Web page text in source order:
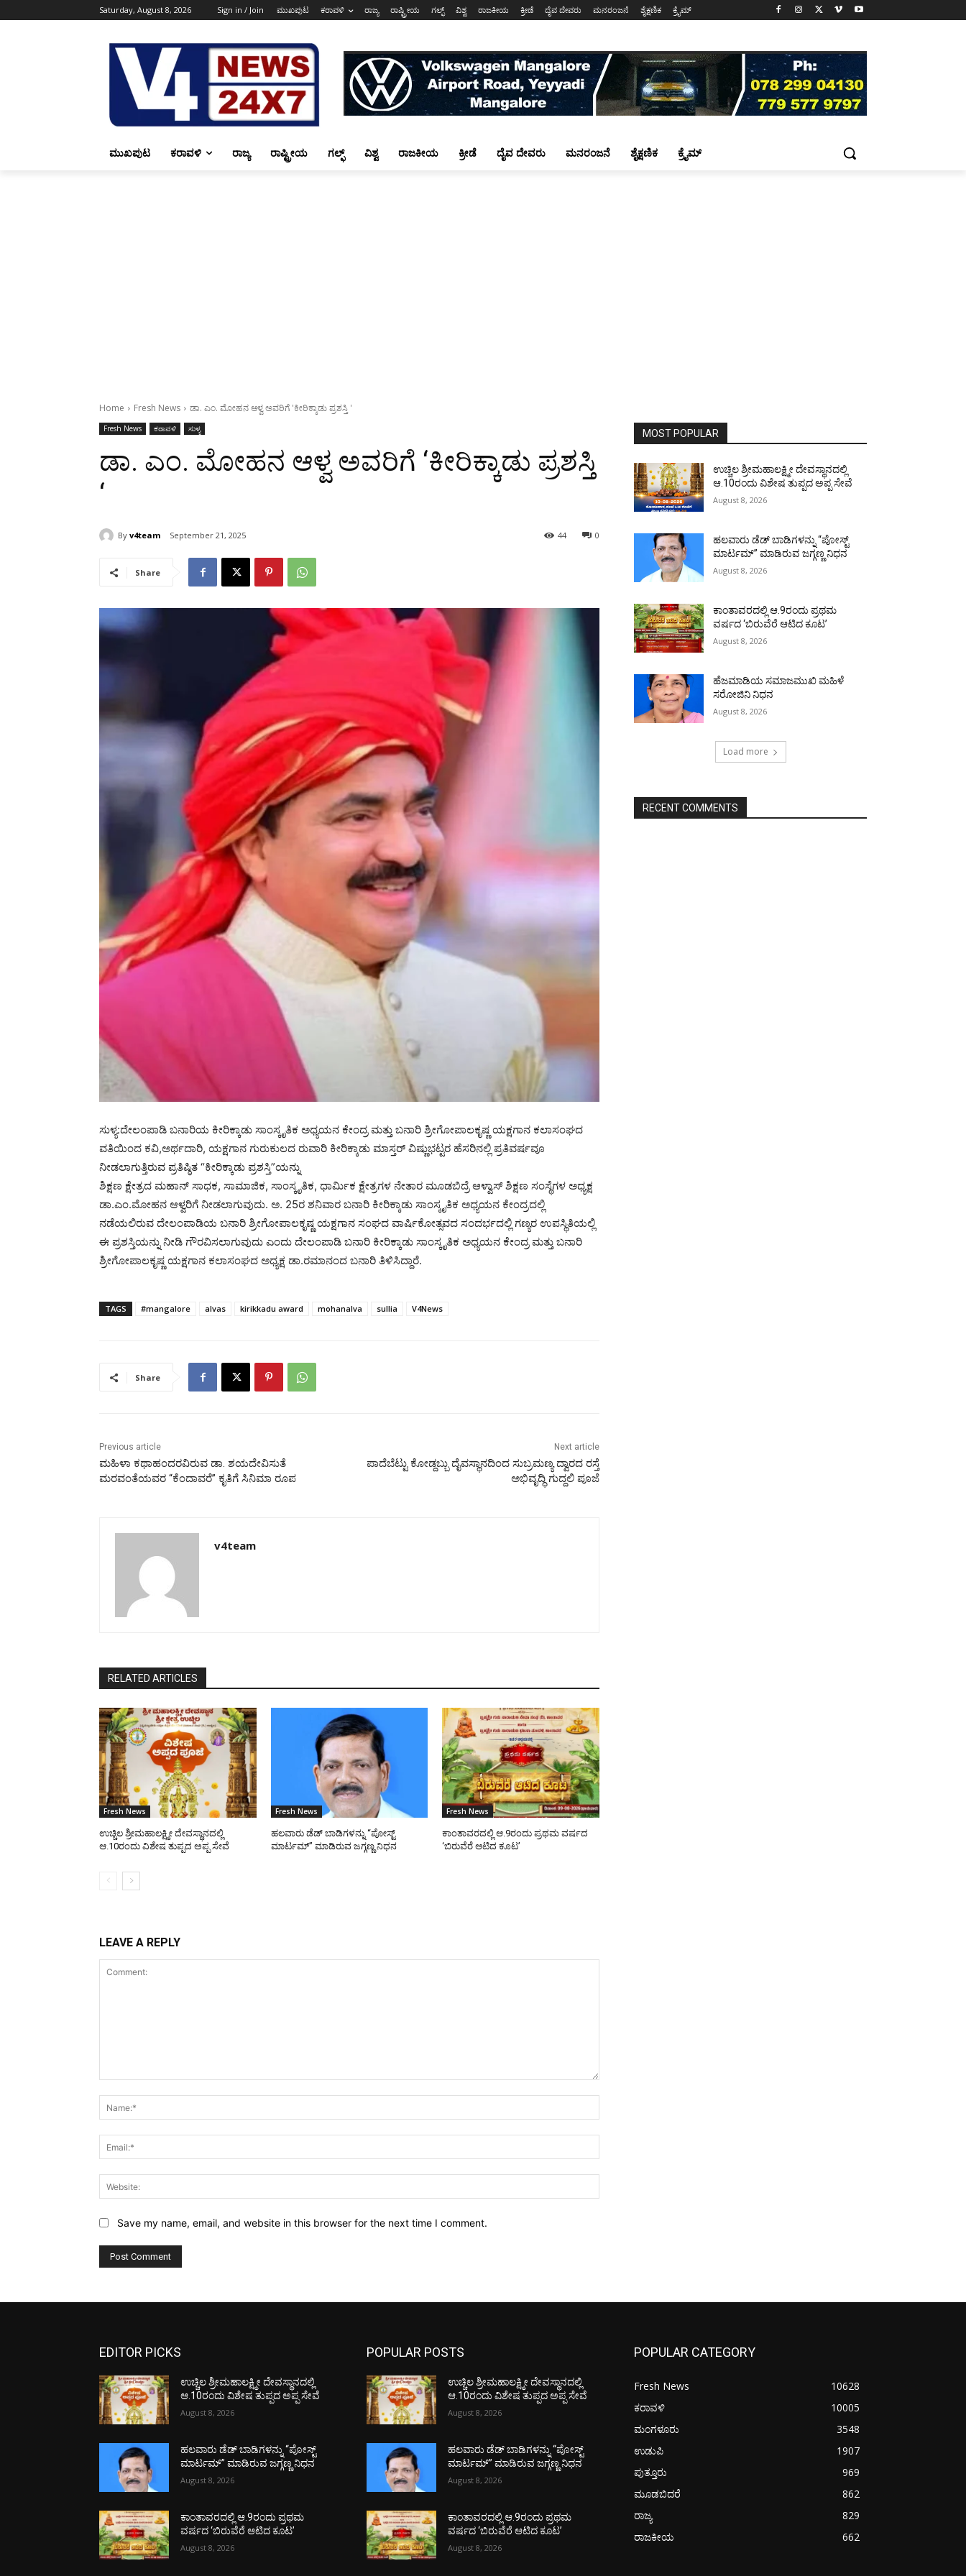
Saturday, August 8, 2026 Sign in / Join ಮುಖಪುಟ ಕರಾವಳಿ ರಾಜ್ಯ ರಾಷ್ಟ್ರೀಯ ಗಲ್ಫ್ ವಿಶ್ವ ರಾಜಕೀಯ ಕ್ರೀಡೆ ದೈವ ದೇವರು ಮನರಂಜನೆ ಶೈಕ್ಷಣಿಕ ಕ್ರೈಮ್
ಮುಖಪುಟ ಕರಾವಳಿ ರಾಜ್ಯ ರಾಷ್ಟ್ರೀಯ ಗಲ್ಫ್ ವಿಶ್ವ ರಾಜಕೀಯ ಕ್ರೀಡೆ ದೈವ ದೇವರು ಮನರಂಜನೆ ಶೈಕ್ಷಣಿಕ ಕ್ರೈಮ್
Home Fresh News ಡಾ. ಎಂ. ಮೋಹನ ಆಳ್ವ ಅವರಿಗೆ 'ಕೀರಿಕ್ಕಾಡು ಪ್ರಶಸ್ತಿ '
Fresh News ಕರಾವಳಿ ಸುಳ್ಯ
ಡಾ. ಎಂ. ಮೋಹನ ಆಳ್ವ ಅವರಿಗೆ ‘ಕೀರಿಕ್ಕಾಡು ಪ್ರಶಸ್ತಿ
‘
By v4team September 21, 2025 0
44
Share
ಸುಳ್ಯ:ದೇಲಂಪಾಡಿ ಬನಾರಿಯ ಕೀರಿಕ್ಕಾಡು ಸಾಂಸ್ಕೃತಿಕ ಅಧ್ಯಯನ ಕೇಂದ್ರ ಮತ್ತು ಬನಾರಿ ಶ್ರೀಗೋಪಾಲಕೃಷ್ಣ ಯಕ್ಷಗಾನ ಕಲಾಸಂಘದ
ವತಿಯಿಂದ ಕವಿ,ಅರ್ಥದಾರಿ, ಯಕ್ಷಗಾನ ಗುರುಕುಲದ ರುವಾರಿ ಕೀರಿಕ್ಕಾಡು ಮಾಸ್ತರ್ ವಿಷ್ಣುಭಟ್ಟರ ಹೆಸರಿನಲ್ಲಿ ಪ್ರತಿವರ್ಷವೂ
ನೀಡಲಾಗುತ್ತಿರುವ ಪ್ರತಿಷ್ಠಿತ “ಕೀರಿಕ್ಕಾಡು ಪ್ರಶಸ್ತಿ”ಯನ್ನು
ಶಿಕ್ಷಣ ಕ್ಷೇತ್ರದ ಮಹಾನ್ ಸಾಧಕ, ಸಾಮಾಜಿಕ, ಸಾಂಸ್ಕೃತಿಕ, ಧಾರ್ಮಿಕ ಕ್ಷೇತ್ರಗಳ ನೇತಾರ ಮೂಡಬಿದ್ರೆ ಆಳ್ವಾಸ್ ಶಿಕ್ಷಣ ಸಂಸ್ಥೆಗಳ ಅಧ್ಯಕ್ಷ
ಡಾ.ಎಂ.ಮೋಹನ ಆಳ್ವರಿಗೆ ನೀಡಲಾಗುವುದು. ಅ. 25ರ ಶನಿವಾರ ಬನಾರಿ ಕೀರಿಕ್ಕಾಡು ಸಾಂಸ್ಕೃತಿಕ ಅಧ್ಯಯನ ಕೇಂದ್ರದಲ್ಲಿ
ನಡೆಯಲಿರುವ ದೇಲಂಪಾಡಿಯ ಬನಾರಿ ಶ್ರೀಗೋಪಾಲಕೃಷ್ಣ ಯಕ್ಷಗಾನ ಸಂಘದ ವಾರ್ಷಿಕೋತ್ಸವದ ಸಂದರ್ಭದಲ್ಲಿ ಗಣ್ಯರ ಉಪಸ್ಥಿತಿಯಲ್ಲಿ
ಈ ಪ್ರಶಸ್ತಿಯನ್ನು ನೀಡಿ ಗೌರವಿಸಲಾಗುವುದು ಎಂದು ದೇಲಂಪಾಡಿ ಬನಾರಿ ಕೀರಿಕ್ಕಾಡು ಸಾಂಸ್ಕೃತಿಕ ಅಧ್ಯಯನ ಕೇಂದ್ರ ಮತ್ತು ಬನಾರಿ
ಶ್ರೀಗೋಪಾಲಕೃಷ್ಣ ಯಕ್ಷಗಾನ ಕಲಾಸಂಘದ ಅಧ್ಯಕ್ಷ ಡಾ.ರಮಾನಂದ ಬನಾರಿ ತಿಳಿಸಿದ್ದಾರೆ.
TAGS #mangalore alvas kirikkadu award mohanalva sullia V4News
Share
Previous article
ಮಹಿಳಾ ಕಥಾಹಂದರವಿರುವ ಡಾ. ಶಯದೇವಿಸುತೆ
ಮರವಂತೆಯವರ “ಕೆಂದಾವರೆ” ಕೃತಿಗೆ ಸಿನಿಮಾ ರೂಪ
Next article
ಪಾದೆಬೆಟ್ಟು ಕೋಡ್ದಬ್ಬು ದೈವಸ್ಥಾನದಿಂದ ಸುಬ್ರಮಣ್ಯ ದ್ವಾರದ ರಸ್ತೆ
ಅಭಿವೃದ್ಧಿ ಗುದ್ದಲಿ ಪೂಜೆ
v4team
RELATED ARTICLES
Fresh News
ಉಚ್ಚಿಲ ಶ್ರೀಮಹಾಲಕ್ಷ್ಮೀ ದೇವಸ್ಥಾನದಲ್ಲಿ
ಆ.10ರಂದು ವಿಶೇಷ ತುಪ್ಪದ ಅಪ್ಪ ಸೇವೆ
Fresh News
ಹಲವಾರು ಡೆಡ್ ಬಾಡಿಗಳನ್ನು “ಪೋಸ್ಟ್
ಮಾರ್ಟಮ್” ಮಾಡಿರುವ ಜಗ್ಗಣ್ಣ ನಿಧನ
Fresh News
ಕಾಂತಾವರದಲ್ಲಿ ಆ.9ರಂದು ಪ್ರಥಮ ವರ್ಷದ
‘ಬಿರುವೆರೆ ಆಟಿದ ಕೂಟ’
LEAVE A REPLY
Save my name, email, and website in this browser for the next time I comment.
MOST POPULAR
ಉಚ್ಚಿಲ ಶ್ರೀಮಹಾಲಕ್ಷ್ಮೀ ದೇವಸ್ಥಾನದಲ್ಲಿ
ಆ.10ರಂದು ವಿಶೇಷ ತುಪ್ಪದ ಅಪ್ಪ ಸೇವೆ
August 8, 2026
ಹಲವಾರು ಡೆಡ್ ಬಾಡಿಗಳನ್ನು “ಪೋಸ್ಟ್
ಮಾರ್ಟಮ್” ಮಾಡಿರುವ ಜಗ್ಗಣ್ಣ ನಿಧನ
August 8, 2026
ಕಾಂತಾವರದಲ್ಲಿ ಆ.9ರಂದು ಪ್ರಥಮ
ವರ್ಷದ ‘ಬಿರುವೆರೆ ಆಟಿದ ಕೂಟ’
August 8, 2026
ಹೆಜಮಾಡಿಯ ಸಮಾಜಮುಖಿ ಮಹಿಳೆ
ಸರೋಜಿನಿ ನಿಧನ
August 8, 2026
Load more
RECENT COMMENTS
EDITOR PICKS
ಉಚ್ಚಿಲ ಶ್ರೀಮಹಾಲಕ್ಷ್ಮೀ ದೇವಸ್ಥಾನದಲ್ಲಿ
ಆ.10ರಂದು ವಿಶೇಷ ತುಪ್ಪದ ಅಪ್ಪ ಸೇವೆ
August 8, 2026
ಹಲವಾರು ಡೆಡ್ ಬಾಡಿಗಳನ್ನು “ಪೋಸ್ಟ್
ಮಾರ್ಟಮ್” ಮಾಡಿರುವ ಜಗ್ಗಣ್ಣ ನಿಧನ
August 8, 2026
ಕಾಂತಾವರದಲ್ಲಿ ಆ.9ರಂದು ಪ್ರಥಮ
ವರ್ಷದ ‘ಬಿರುವೆರೆ ಆಟಿದ ಕೂಟ’
August 8, 2026
POPULAR POSTS
ಉಚ್ಚಿಲ ಶ್ರೀಮಹಾಲಕ್ಷ್ಮೀ ದೇವಸ್ಥಾನದಲ್ಲಿ
ಆ.10ರಂದು ವಿಶೇಷ ತುಪ್ಪದ ಅಪ್ಪ ಸೇವೆ
August 8, 2026
ಹಲವಾರು ಡೆಡ್ ಬಾಡಿಗಳನ್ನು “ಪೋಸ್ಟ್
ಮಾರ್ಟಮ್” ಮಾಡಿರುವ ಜಗ್ಗಣ್ಣ ನಿಧನ
August 8, 2026
ಕಾಂತಾವರದಲ್ಲಿ ಆ.9ರಂದು ಪ್ರಥಮ
ವರ್ಷದ ‘ಬಿರುವೆರೆ ಆಟಿದ ಕೂಟ’
August 8, 2026
POPULAR CATEGORY
Fresh News
10628
ಕರಾವಳಿ
10005
ಮಂಗಳೂರು
3548
ಉಡುಪಿ
1907
ಪುತ್ತೂರು
969
ಮೂಡಬಿದರೆ
862
ರಾಜ್ಯ
829
ರಾಜಕೀಯ
662